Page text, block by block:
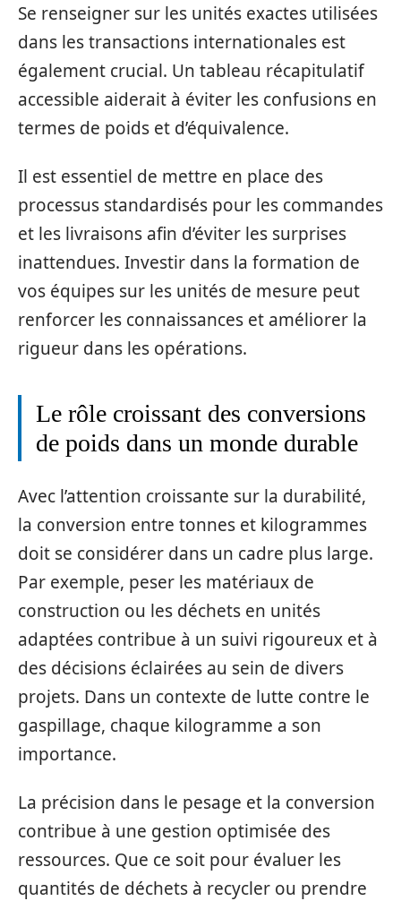
Se renseigner sur les unités exactes utilisées
dans les transactions internationales est
également crucial. Un tableau récapitulatif
accessible aiderait à éviter les confusions en
termes de poids et d’équivalence.
Il est essentiel de mettre en place des
processus standardisés pour les commandes
et les livraisons afin d’éviter les surprises
inattendues. Investir dans la formation de
vos équipes sur les unités de mesure peut
renforcer les connaissances et améliorer la
rigueur dans les opérations.
Le rôle croissant des conversions
de poids dans un monde durable
Avec l’attention croissante sur la durabilité,
la conversion entre tonnes et kilogrammes
doit se considérer dans un cadre plus large.
Par exemple, peser les matériaux de
construction ou les déchets en unités
adaptées contribue à un suivi rigoureux et à
des décisions éclairées au sein de divers
projets. Dans un contexte de lutte contre le
gaspillage, chaque kilogramme a son
importance.
La précision dans le pesage et la conversion
contribue à une gestion optimisée des
ressources. Que ce soit pour évaluer les
quantités de déchets à recycler ou prendre